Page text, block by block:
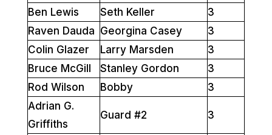
Ben Lewis
Seth Keller
3
Raven Dauda Georgina Casey
3
Colin Glazer
Larry Marsden
3
Bruce McGill
Stanley Gordon
3
Rod Wilson
Bobby
3
Adrian G.
Griffiths
Guard #2 3